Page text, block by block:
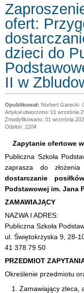
ofert:
dzieci do
II w
Norbert Garecki
Artykuł utworzono: 01 września
Zmodyfikowano: 01 września
Odsłon: 2204
Zapytanie ofertowe
Publiczna Szkoła
zaprasza do
dostarczanie
Podstawowej im. Jana
ZAMAWIAJĄCY
NAZWA I ADRES:
Publiczna Szkoła
ul. Świętokrzyska 9, 28-
41 378 79 50
PRZEDMIOT
Określenie przedmiotu
Zamawiający zleca,